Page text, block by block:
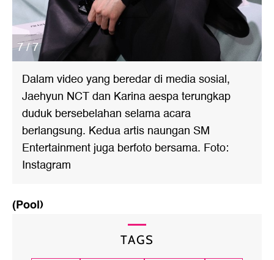
7 / 7
Dalam video yang beredar di media sosial,
Jaehyun NCT dan Karina aespa terungkap
duduk bersebelahan selama acara
berlangsung. Kedua artis naungan SM
Entertainment juga berfoto bersama. Foto:
Instagram
(Pool)
TAGS